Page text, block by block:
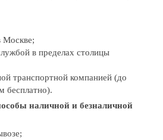
Москве;
в пределах столицы
транспортной компанией (до
бесплатно).
наличной и безналичной